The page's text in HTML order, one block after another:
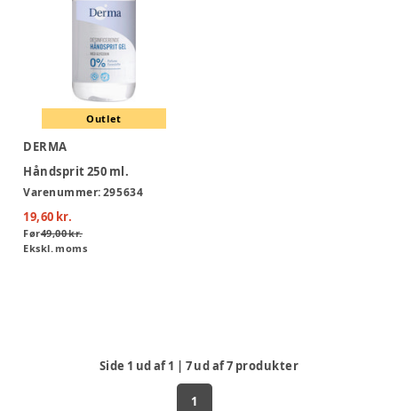
Outlet
DERMA
Håndsprit 250 ml.
Varenummer:295634
19,60 kr.
Før49,00 kr.
Ekskl. moms
Side 1 ud af1 7ud af7 produkter
1